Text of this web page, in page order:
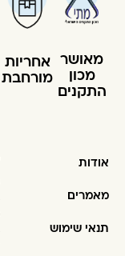
מאושר
מכון
התקנים
אחריות
מורחבת
אודות
מאמרים
תנאי שימוש